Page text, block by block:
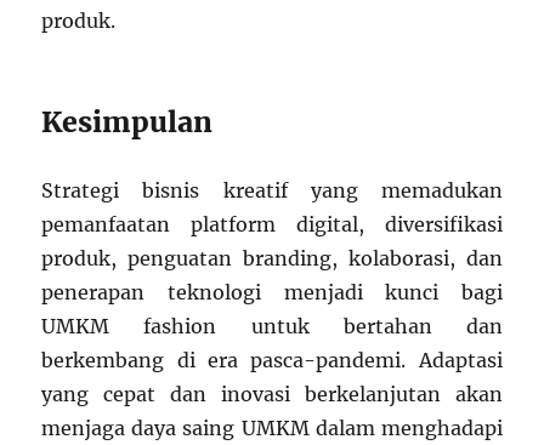
produk.
Kesimpulan
Strategi bisnis kreatif yang memadukan
pemanfaatan platform digital, diversifikasi
produk, penguatan branding, kolaborasi, dan
penerapan teknologi menjadi kunci bagi
UMKM fashion untuk bertahan dan
berkembang di era pasca-pandemi. Adaptasi
yang cepat dan inovasi berkelanjutan akan
menjaga daya saing UMKM dalam menghadapi